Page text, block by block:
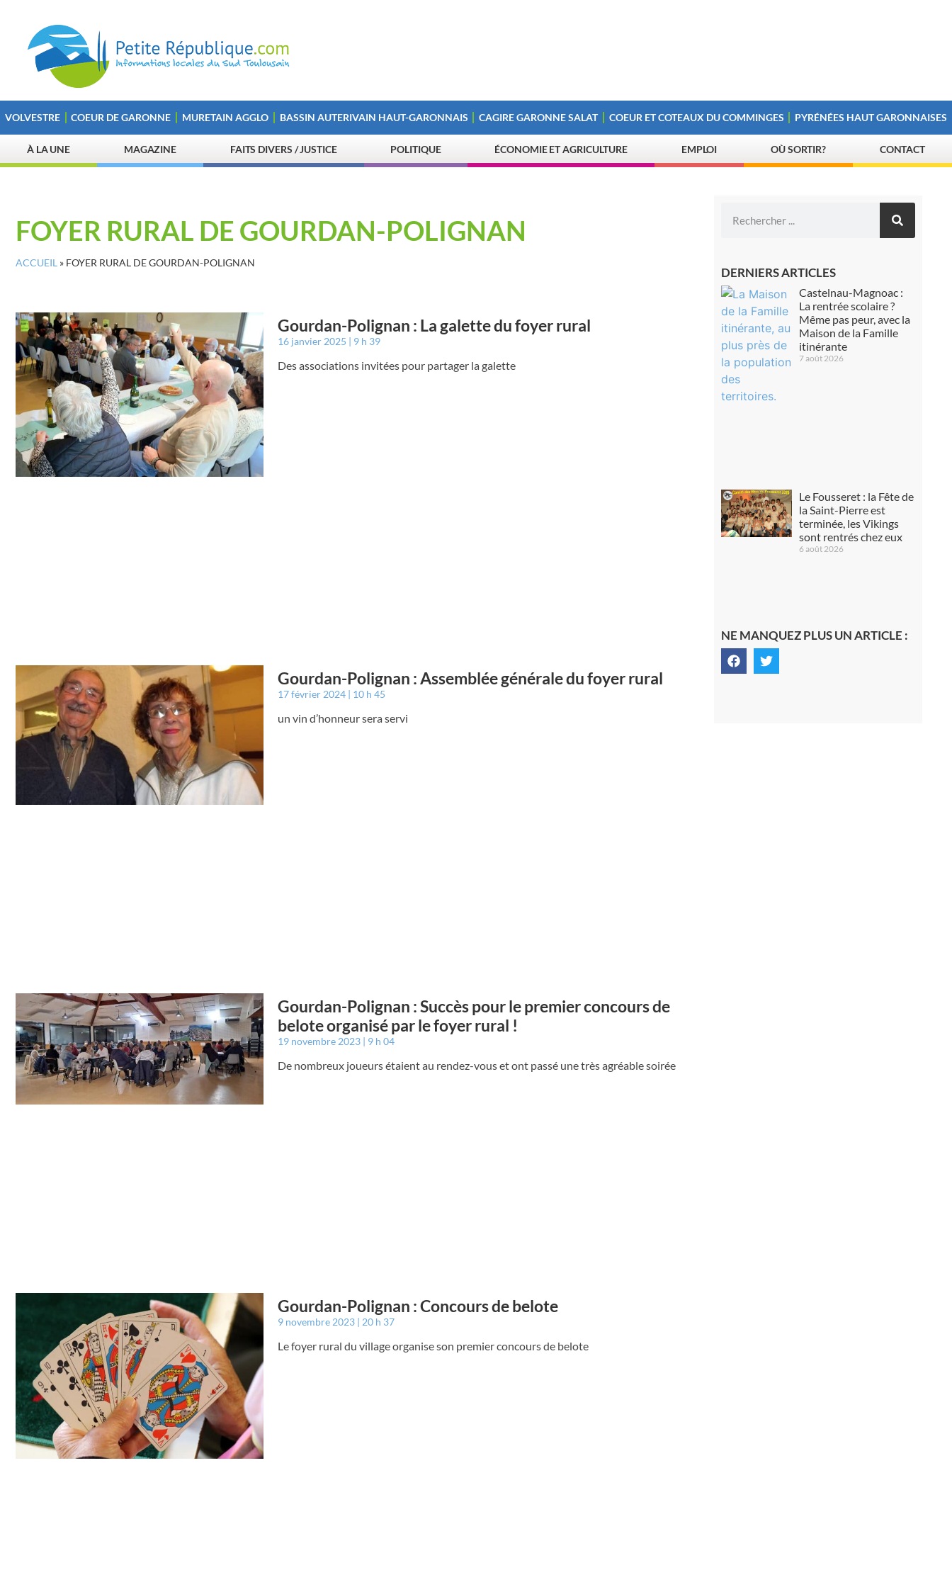
VOLVESTRE COEUR DE GARONNE MURETAIN AGGLO BASSIN AUTERIVAIN HAUT-GARONNAIS CAGIRE GARONNE SALAT COEUR ET COTEAUX DU COMMINGES PYRÉNÉES HAUT GARONNAISES
À LA UNE MAGAZINE FAITS DIVERS / JUSTICE POLITIQUE ÉCONOMIE ET AGRICULTURE EMPLOI OÙ SORTIR? CONTACT
FOYER RURAL DE GOURDAN-POLIGNAN
ACCUEIL » FOYER RURAL DE GOURDAN-POLIGNAN
Gourdan-Polignan : La galette du foyer rural
16 janvier 2025 9 h 39
Des associations invitées pour partager la galette
Gourdan-Polignan : Assemblée générale du foyer rural
17 février 2024 10 h 45
un vin d’honneur sera servi
Gourdan-Polignan : Succès pour le premier concours de
belote organisé par le foyer rural !
19 novembre 2023 9 h 04
De nombreux joueurs étaient au rendez-vous et ont passé une très agréable soirée
Gourdan-Polignan : Concours de belote
9 novembre 2023 20 h 37
Le foyer rural du village organise son premier concours de belote
DERNIERS ARTICLES
Castelnau-Magnoac :
La rentrée scolaire ?
Même pas peur, avec la
Maison de la Famille
itinérante
7 août 2026
Le Fousseret : la Fête de
la Saint-Pierre est
terminée, les Vikings
sont rentrés chez eux
6 août 2026
NE MANQUEZ PLUS UN ARTICLE :